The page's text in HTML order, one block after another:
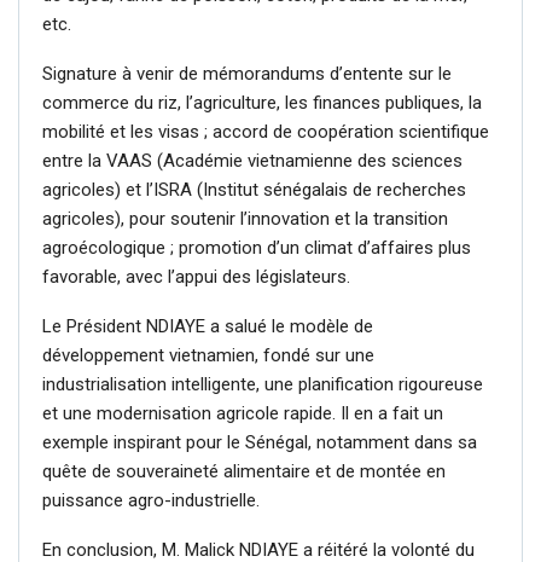
etc.
Signature à venir de mémorandums d’entente sur le
commerce du riz, l’agriculture, les finances publiques, la
mobilité et les visas ; accord de coopération scientifique
entre la VAAS (Académie vietnamienne des sciences
agricoles) et l’ISRA (Institut sénégalais de recherches
agricoles), pour soutenir l’innovation et la transition
agroécologique ; promotion d’un climat d’affaires plus
favorable, avec l’appui des législateurs.
Le Président NDIAYE a salué le modèle de
développement vietnamien, fondé sur une
industrialisation intelligente, une planification rigoureuse
et une modernisation agricole rapide. Il en a fait un
exemple inspirant pour le Sénégal, notamment dans sa
quête de souveraineté alimentaire et de montée en
puissance agro-industrielle.
En conclusion, M. Malick NDIAYE a réitéré la volonté du